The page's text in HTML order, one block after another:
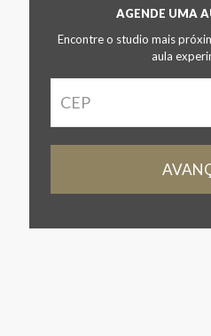
AGENDE UMA
Encontre o studio mais
aula